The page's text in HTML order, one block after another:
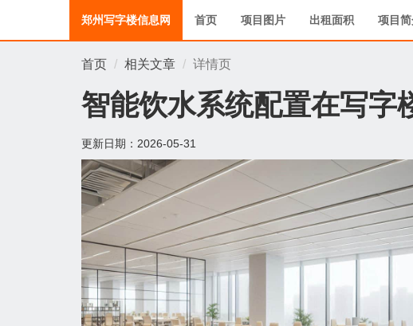
郑州写字楼信息网 首页 项目图片 出租面积 项目
首页 相关文章 详情页
智能饮水系统配置在写字
更新日期： 2026-05-31